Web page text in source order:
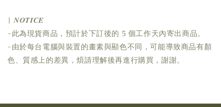
| 𝑵𝑶𝑻𝑰𝑪𝑬
-此為現貨商品，預計於下訂後的 5 個工作天內寄出商品。
-由於每台電腦與裝置的畫素與顯色不同，可能導致商品有顏
色、質感上的差異，煩請理解後再進行購買，謝謝。